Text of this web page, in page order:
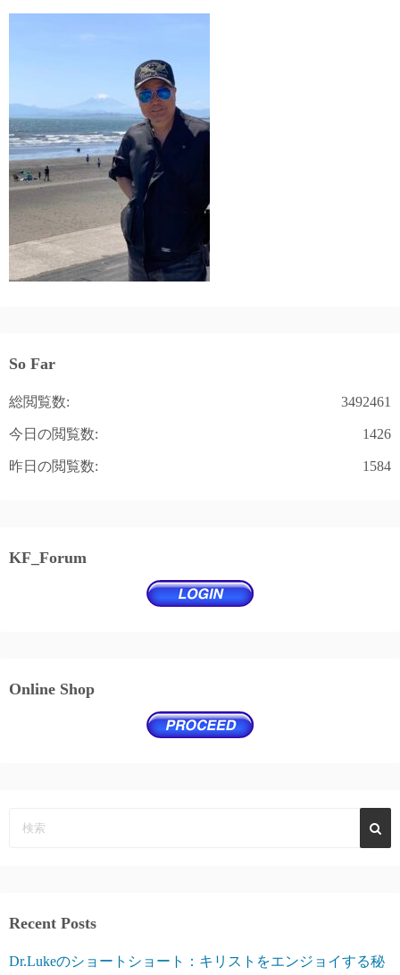
送
り
So Far
3492461
総閲覧数:
1426
今日の閲覧数:
1584
昨日の閲覧数:
KF_Forum
Online Shop
Recent Posts
Dr.Lukeのショートショート：キリストをエンジョイする秘